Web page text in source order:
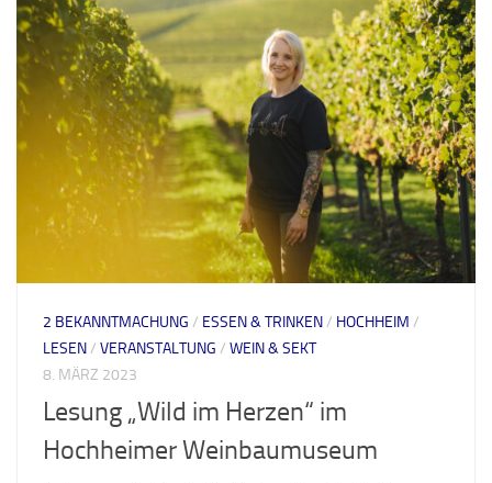
2 BEKANNTMACHUNG / ESSEN & TRINKEN/ HOCHHEIM /
LESEN/ VERANSTALTUNG / WEIN & SEKT
8. MÄRZ 2023
Lesung „Wild im Herzen“ im
Hochheimer Weinbaumuseum